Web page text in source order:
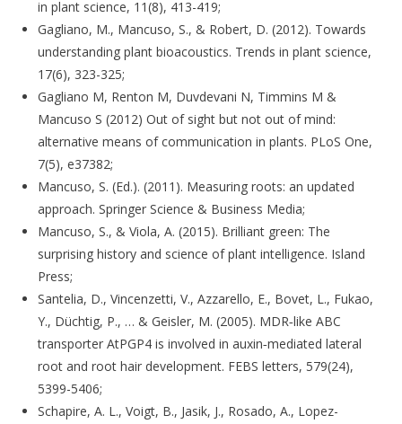
in plant science, 11(8), 413-419;
Gagliano, M., Mancuso, S., & Robert, D. (2012). Towards
understanding plant bioacoustics. Trends in plant science,
17(6), 323-325;
Gagliano M, Renton M, Duvdevani N, Timmins M &
Mancuso S (2012) Out of sight but not out of mind:
alternative means of communication in plants. PLoS One,
7(5), e37382;
Mancuso, S. (Ed.). (2011). Measuring roots: an updated
approach. Springer Science & Business Media;
Mancuso, S., & Viola, A. (2015). Brilliant green: The
surprising history and science of plant intelligence. Island
Press;
Santelia, D., Vincenzetti, V., Azzarello, E., Bovet, L., Fukao,
Y., Düchtig, P., … & Geisler, M. (2005). MDR‐like ABC
transporter AtPGP4 is involved in auxin‐mediated lateral
root and root hair development. FEBS letters, 579(24),
5399-5406;
Schapire, A. L., Voigt, B., Jasik, J., Rosado, A., Lopez-